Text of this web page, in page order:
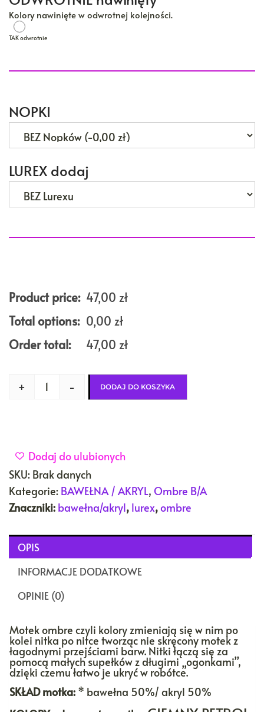
Kolory nawinięte w odwrotnej kolejności.
TAK odwrotnie
NOPKI
LUREX dodaj
Product price: 47,00 zł
Total options: 0,00 zł
Order total:
47,00 zł
+ - DODAJ DO KOSZYKA
Dodaj do ulubionych
SKU: Brak danych
Kategorie: BAWEŁNA / AKRYL, Ombre B/A
Znaczniki: bawełna/akryl, lurex,ombre
OPIS
INFORMACJE DODATKOWE
OPINIE (0)
Motek ombre czyli kolory zmieniają się w nim po
kolei nitka po nitce tworząc nie skręcony motek z
łagodnymi przejściami barw. Nitki łączą się za
pomocą małych supełków z długimi „ogonkami”,
dzięki czemu łatwo je ukryć w robótce.
SKŁAD motka: * bawełna 50%/ akryl 50%